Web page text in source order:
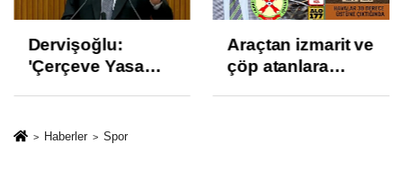
Dervişoğlu:
'Çerçeve Yasa
ve İhanet
Araçtan izmarit ve
çöp atanlara
Haberler Spor